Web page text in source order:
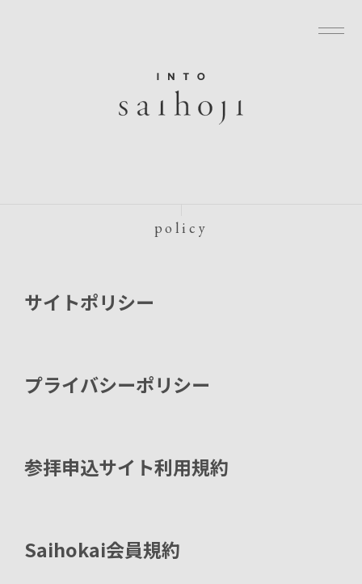
policy
サイトポリシー
プライバシーポリシー
参拝申込サイト利用規約
Saihokai会員規約